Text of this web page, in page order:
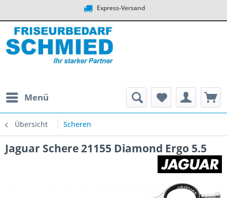
Express-Versand
Menü
Übersicht Scheren
Jaguar Schere 21155 Diamond Ergo 5.5